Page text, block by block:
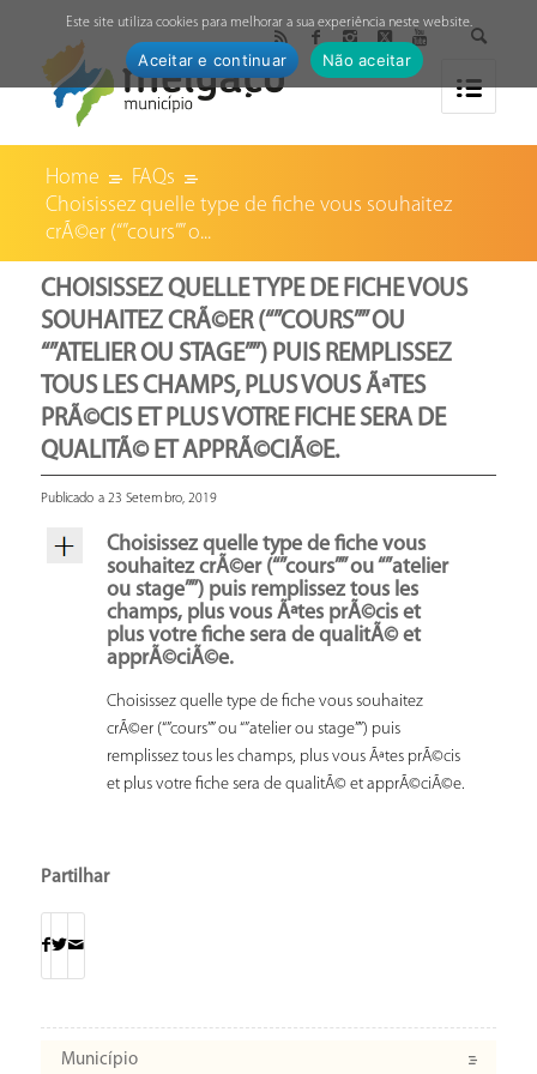
Home
FAQs
Choisissez quelle type de fiche vous souhaitez
crÃ©er (“”cours”” o...
CHOISISSEZ QUELLE TYPE DE FICHE VOUS
SOUHAITEZ CRÃ©ER (“”COURS”” OU
“”ATELIER OU STAGE””) PUIS REMPLISSEZ
TOUS LES CHAMPS, PLUS VOUS ÃªTES
PRÃ©CIS ET PLUS VOTRE FICHE SERA DE
QUALITÃ© ET APPRÃ©CIÃ©E.
Publicado a 23 Setembro, 2019
Choisissez quelle type de fiche vous
souhaitez crÃ©er (“”cours”” ou “”atelier
ou stage””) puis remplissez tous les
champs, plus vous Ãªtes prÃ©cis et
plus votre fiche sera de qualitÃ© et
apprÃ©ciÃ©e.
Choisissez quelle type de fiche vous souhaitez
crÃ©er (“”cours”” ou “”atelier ou stage””) puis
remplissez tous les champs, plus vous Ãªtes prÃ©cis
et plus votre fiche sera de qualitÃ© et apprÃ©ciÃ©e.
Partilhar
Município
Este site utiliza cookies para melhorar a sua experiência neste website.
Aceitar e continuar Não aceitar